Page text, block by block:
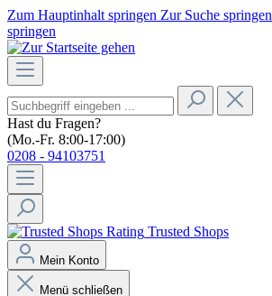
Zum Hauptinhalt springen Zur Suche springen
springen
Hast du Fragen?
(Mo.-Fr. 8:00-17:00)
0208 - 94103751
Trusted Shops
Mein Konto
Menü schließen